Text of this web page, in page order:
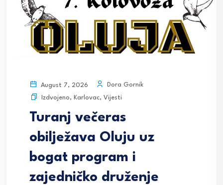
August 7, 2026
Dora Gornik
Izdvojeno, Karlovac, Vijesti
Turanj večeras
obilježava Oluju uz
bogat program i
zajedničko druženje